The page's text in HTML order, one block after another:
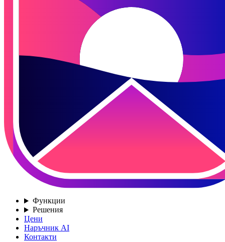
Функции
Решения
Цени
Наръчник AI
Контакти